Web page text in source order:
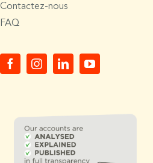
Contactez-nous
FAQ